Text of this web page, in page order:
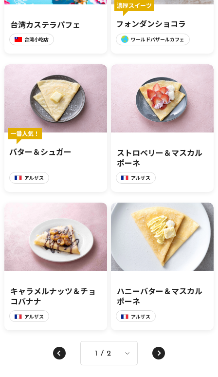
台湾カステラパフェ
台湾小吃店
濃厚スイーツ
フォンダンショコラ
ワールドバザールカフェ
一番人気！
バター＆シュガー
アルザス
ストロベリー＆マスカル
ポーネ
アルザス
キャラメルナッツ＆チョ
コバナナ
アルザス
ハニーバター＆マスカル
ポーネ
アルザス